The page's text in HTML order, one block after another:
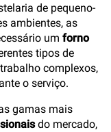
de pequeno-
ambientes, as
um forno
tipos de
complexos,
o serviço.
gamas mais
do mercado,